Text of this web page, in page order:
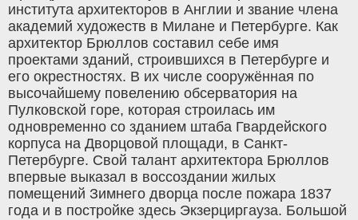
института архитекторов в Англии и звание члена
академий художеств в Милане и Петербурге. Как
архитектор Брюллов составил себе имя
проектами зданий, строившихся в Петербурге и
его окрестностях. В их числе сооружённая по
высочайшему повелению обсерватория на
Пулковской горе, которая строилась им
одновременно со зданием штаба Гвардейского
корпуса на Дворцовой площади, в Санкт-
Петербурге. Свой талант архитектора Брюллов
впервые выказал в воссоздании жилых
помещений Зимнего дворца после пожара 1837
года и в постройке здесь Экзерциргауза. Большой